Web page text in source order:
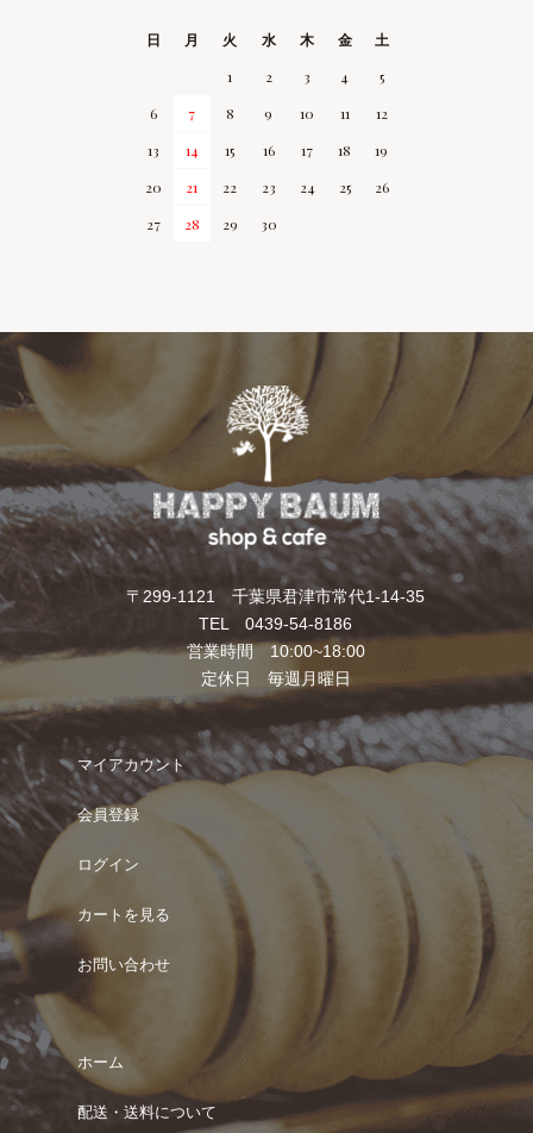
日 月 火 水 木 金
土
1
2 3 4
5
6
7 8 9 10 11
12
13
14 15 16 17 18
19
20
21 22 23 24 25
26
27
28 29 30
〒299-1121 千葉県君津市常代1-14-35
TEL 0439-54-8186
営業時間 10:00~18:00
定休日 毎週月曜日
マイアカウント
会員登録
ログイン
カートを見る
お問い合わせ
ホーム
配送・送料について